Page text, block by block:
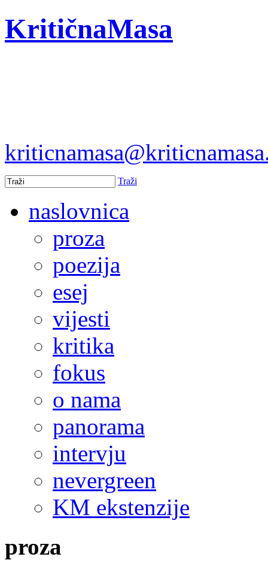
KritičnaMasa
Traži
naslovnica
proza
poezija
esej
vijesti
kritika
fokus
o nama
panorama
intervju
nevergreen
KM ekstenzije
proza